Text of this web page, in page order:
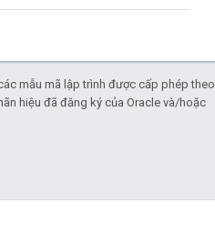
mẫu mã lập trình được cấp phép theo
hiệu đã đăng ký của Oracle và/hoặc